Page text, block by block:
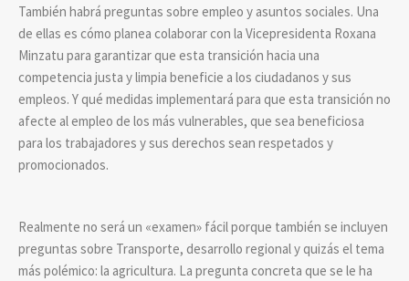
También habrá preguntas sobre empleo y asuntos sociales. Una
de ellas es cómo planea colaborar con la Vicepresidenta Roxana
Minzatu para garantizar que esta transición hacia una
competencia justa y limpia beneficie a los ciudadanos y sus
empleos. Y qué medidas implementará para que esta transición no
afecte al empleo de los más vulnerables, que sea beneficiosa
para los trabajadores y sus derechos sean respetados y
promocionados.
Realmente no será un «examen» fácil porque también se incluyen
preguntas sobre Transporte, desarrollo regional y quizás el tema
más polémico: la agricultura. La pregunta concreta que se le ha